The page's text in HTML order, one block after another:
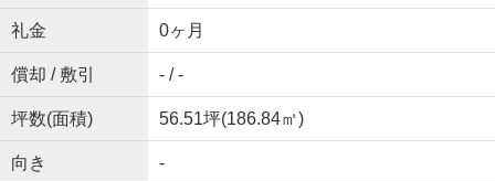
礼金 0ヶ月
償却 / 敷引 - / -
坪数(面積) 56.51坪(186.84㎡)
向き -